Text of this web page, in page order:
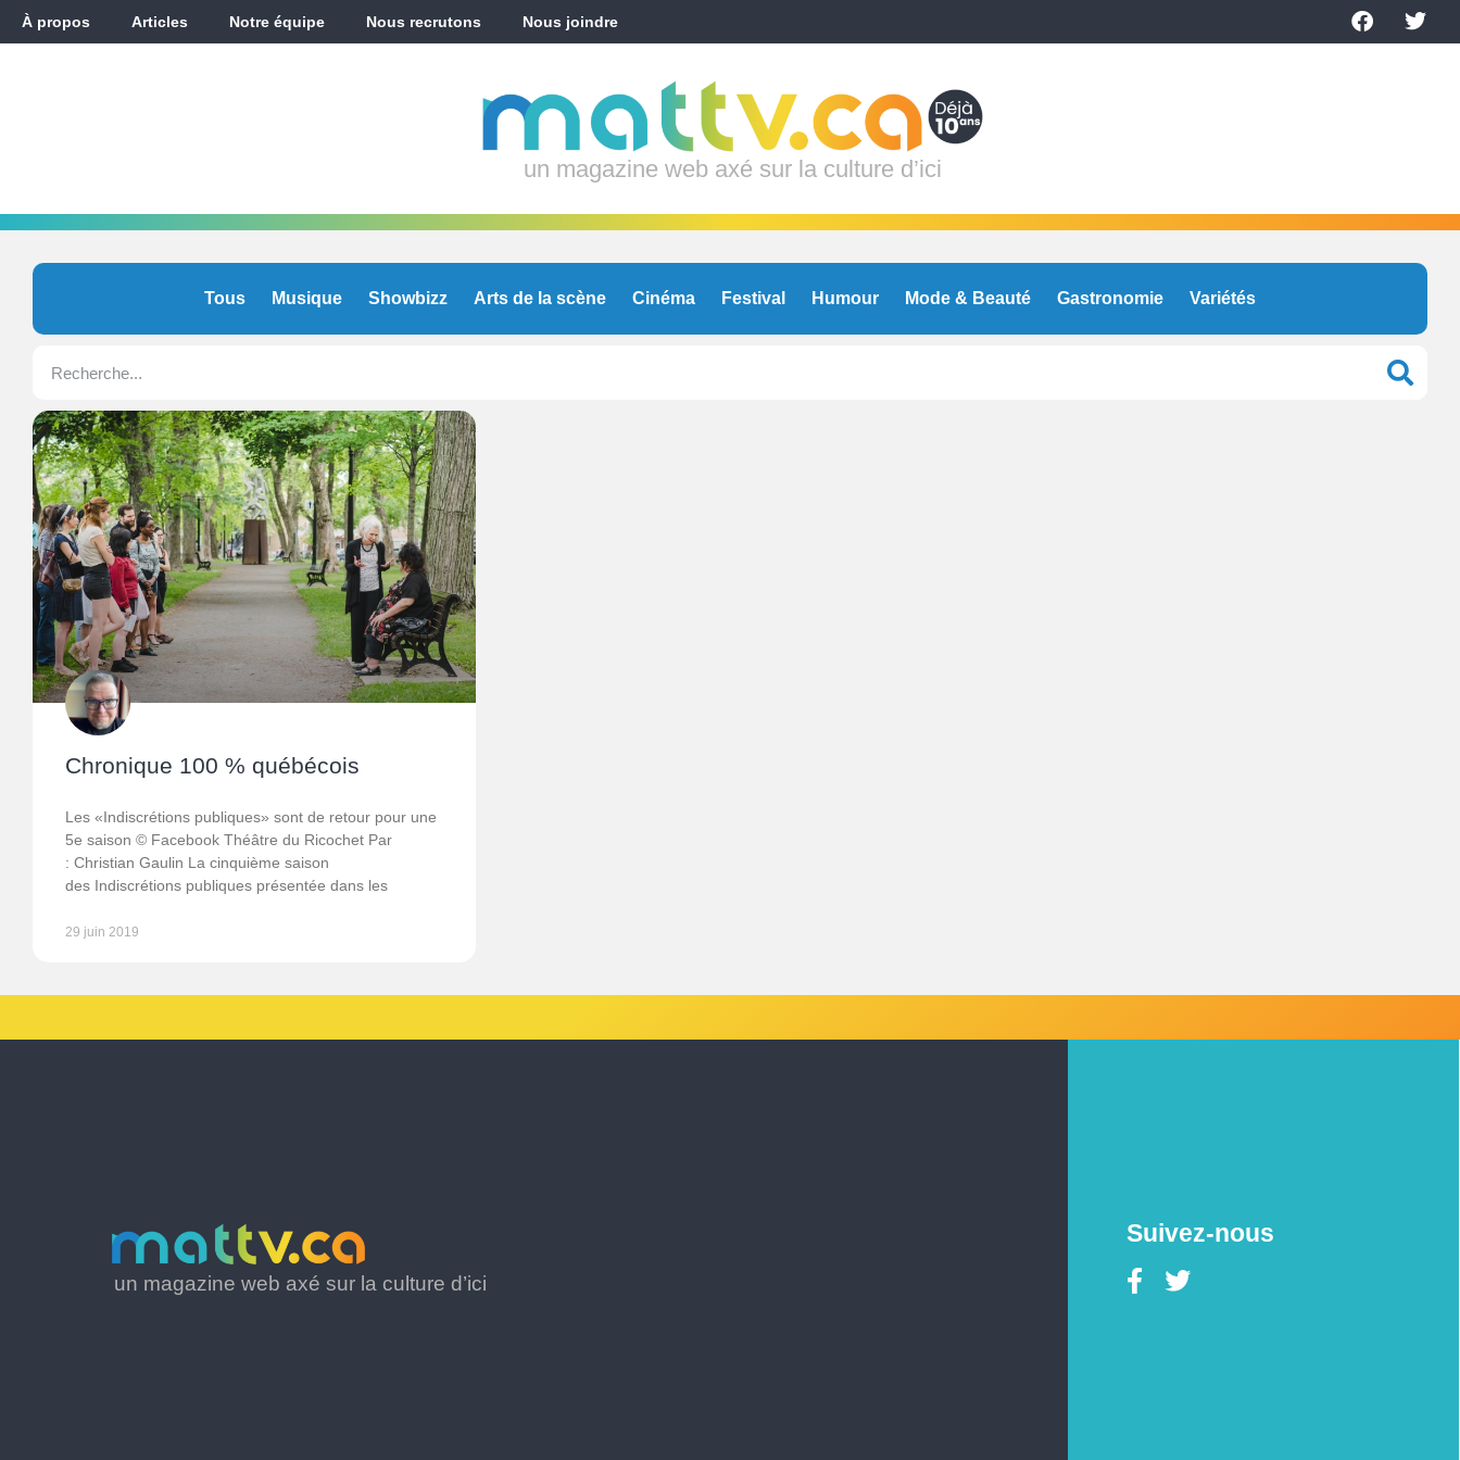
À propos Articles Notre équipe Nous recrutons Nous joindre
un magazine web axé sur la culture d’ici
Tous Musique Showbizz Arts de la scène Cinéma Festival Humour Mode & Beauté Gastronomie Variétés
Chronique 100 % québécois
Les «Indiscrétions publiques» sont de retour pour une
5e saison © Facebook Théâtre du Ricochet Par
: Christian Gaulin La cinquième saison
des Indiscrétions publiques présentée dans les
29 juin 2019
un magazine web axé sur la culture d’ici
Suivez-nous